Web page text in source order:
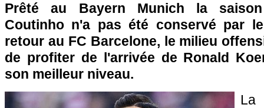
Prêté au Bayern Munich la
Coutinho n'a pas été conservé par
retour au FC Barcelone, le milieu
de profiter de l'arrivée de Ronald
son meilleur niveau.
La